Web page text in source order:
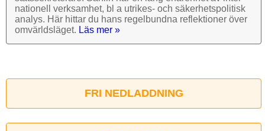
nationell verk­samhet, bl a utrikes- och säkerhets­politisk
analys. Här hittar du hans regel­bundna reflek­tioner över
omvärlds­läget. Läs mer »
FRI NEDLADDNING